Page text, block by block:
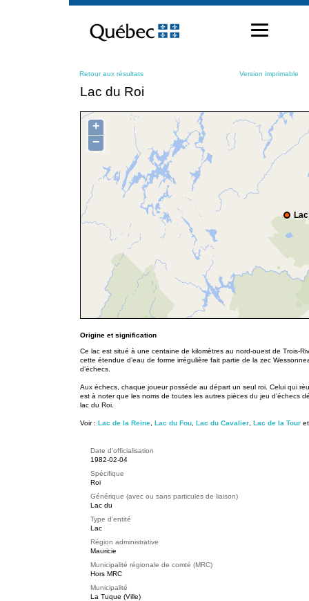
contenu
Retour aux résultats Version imprimable
Lac du Roi
+
−
Origine et signification
Ce lac est situé à une centaine de kilomètres au nord-ouest de Trois-
cette étendue d’eau de forme irrégulière fait partie de la zec
d’échecs.
Aux échecs, chaque joueur possède au départ un seul roi. Celui qui
est à noter que les noms de toutes les autres pièces du jeu d’échecs
lac du Roi.
Voir : Lac de la Reine Lac du Fou Lac du Cavalier Lac de la Tour et
Date d'officialisation
1982-02-04
Spécifique
Roi
Générique (avec ou sans particules de liaison)
Lac du
Type d'entité
Lac
Région administrative
Mauricie
Municipalité régionale de comté (MRC)
Hors MRC
Municipalité
La Tuque (Ville)